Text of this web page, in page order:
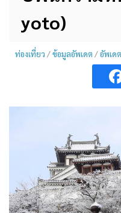
yoto)
ท่องเที่ยว /ข้อมูลอัพเดต /อัพเด